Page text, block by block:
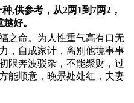
,供参考，从2两1到7两2，
好。
之命。为人性重气高有口无
，自成家计，离别他境事事
限奔波驳杂，不能聚财，过
能顺意，晚景处处红，夫妻